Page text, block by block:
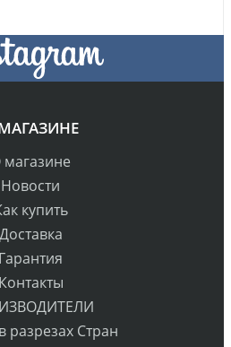
магазине
Новости
купить
Доставка
Гарантия
Контакты
разрезах Стран